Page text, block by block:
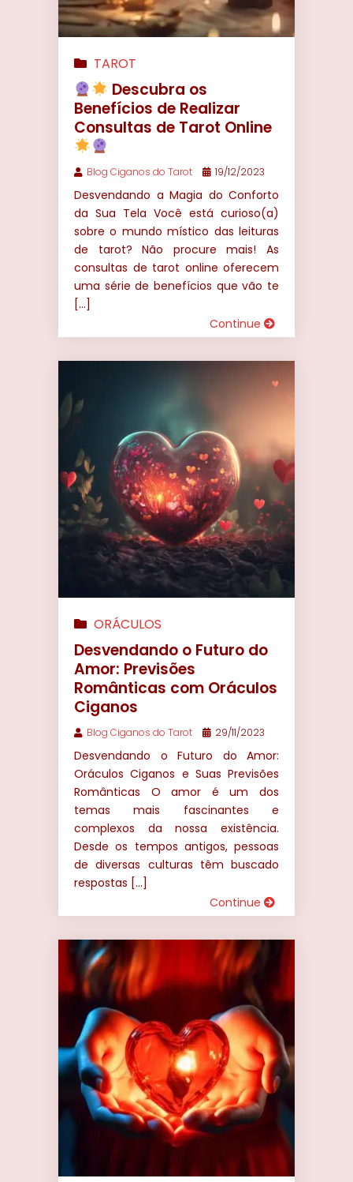
TAROT
Descubra os
Benefícios de Realizar
Consultas de Tarot Online
Blog Ciganos do Tarot 19/12/2023
Desvendando a Magia do Conforto
da Sua Tela Você está curioso(a)
sobre o mundo místico das leituras
de tarot? Não procure mais! As
consultas de tarot online oferecem
uma série de benefícios que vão te
[…]
Continue
ORÁCULOS
Desvendando o Futuro do
Amor: Previsões
Românticas com Oráculos
Ciganos
Blog Ciganos do Tarot 29/11/2023
Desvendando o Futuro do Amor:
Oráculos Ciganos e Suas Previsões
Românticas O amor é um dos
temas mais fascinantes e
complexos da nossa existência.
Desde os tempos antigos, pessoas
de diversas culturas têm buscado
respostas […]
Continue